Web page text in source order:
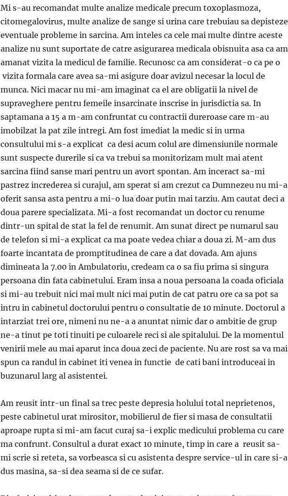
Mi s-au recomandat multe analize medicale precum toxoplasmoza,
citomegalovirus, multe analize de sange si urina care trebuiau sa depisteze
eventuale probleme in sarcina. Am inteles ca cele mai multe dintre aceste
analize nu sunt suportate de catre asigurarea medicala obisnuita asa ca am
amanat vizita la medicul de familie. Recunosc ca am considerat-o ca pe o
vizita formala care avea sa-mi asigure doar avizul necesar la locul de
munca. Nici macar nu mi-am imaginat ca el are obligatii la nivel de
supraveghere pentru femeile insarcinate inscrise in jurisdictia sa. In
saptamana a 15 a m-am confruntat cu contractii dureroase care m-au
imobilzat la pat zile intregi. Am fost imediat la medic si in urma
consultului mi s-a explicat ca desi acum colul are dimensiunile normale
sunt suspecte durerile si ca va trebui sa monitorizam mult mai atent
sarcina fiind sanse mari pentru un avort spontan. Am inceract sa-mi
pastrez increderea si curajul, am sperat si am crezut ca Dumnezeu nu mi-a
oferit sansa asta pentru a mi-o lua doar putin mai tarziu. Am cautat deci a
doua parere specializata. Mi-a fost recomandat un doctor cu renume
dintr-un spital de stat la fel de renumit. Am sunat direct pe numarul sau
de telefon si mi-a explicat ca ma poate vedea chiar a doua zi. M-am dus
foarte incantata de promptitudinea de care a dat dovada. Am ajuns
dimineata la 7.00 in Ambulatoriu, credeam ca o sa fiu prima si singura
persoana din fata cabinetului. Eram insa a noua persoana la coada oficiala
si mi-au trebuit nici mai mult nici mai putin de cat patru ore ca sa pot sa
intru in cabinetul doctorului pentru o consultatie de 10 minute. Doctorul a
intarziat trei ore, nimeni nu ne-a a anuntat nimic dar o ambitie de grup
ne-a tinut pe toti tinuiti pe culoarele reci si ale spitalului. De la momentul
venirii mele au mai aparut inca doua zeci de paciente. Nu are rost sa va mai
spun ca randul in cabinet iti venea in functie de cati bani introduceai in
buzunarul larg al asistentei.
Am reusit intr-un final sa trec peste depresia holului total neprietenos,
peste cabinetul urat mirositor, mobilierul de fier si masa de consultatii
aproape rupta si mi-am facut curaj sa-i explic medicului problema cu care
ma confrunt. Consultul a durat exact 10 minute, timp in care a reusit sa-
mi scrie si reteta, sa vorbeasca si cu asistenta despre service-ul in care si-a
dus masina, sa-si dea seama si de ce sufar.